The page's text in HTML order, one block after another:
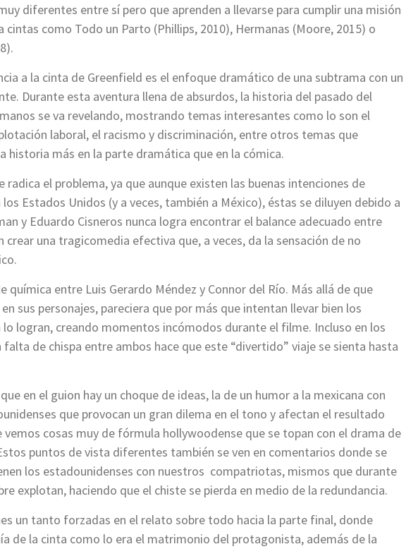
diferentes entre sí pero que aprenden a llevarse para cumplir una misión
cintas como Todo un Parto (Phillips, 2010), Hermanas (Moore, 2015) o
a la cinta de Greenfield es el enfoque dramático de una subtrama con un
Durante esta aventura llena de absurdos, la historia del pasado del
se va revelando, mostrando temas interesantes como lo son el
laboral, el racismo y discriminación, entre otros temas que
historia más en la parte dramática que en la cómica.
radica el problema, ya que aunque existen las buenas intenciones de
Estados Unidos (y a veces, también a México), éstas se diluyen debido a
y Eduardo Cisneros nunca logra encontrar el balance adecuado entre
una tragicomedia efectiva que, a veces, da la sensación de no
química entre Luis Gerardo Méndez y Connor del Río. Más allá de que
sus personajes, pareciera que por más que intentan llevar bien los
logran, creando momentos incómodos durante el filme. Incluso en los
de chispa entre ambos hace que este “divertido” viaje se sienta hasta
en el guion hay un choque de ideas, la de un humor a la mexicana con
que provocan un gran dilema en el tono y afectan el resultado
cosas muy de fórmula hollywoodense que se topan con el drama de
puntos de vista diferentes también se ven en comentarios donde se
los estadounidenses con nuestros compatriotas, mismos que durante
explotan, haciendo que el chiste se pierda en medio de la redundancia.
un tanto forzadas en el relato sobre todo hacia la parte final, donde
de la cinta como lo era el matrimonio del protagonista, además de la